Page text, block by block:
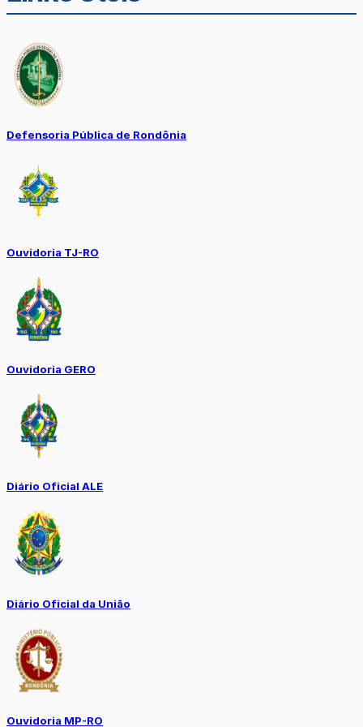
Defensoria Pública de Rondônia
Ouvidoria TJ-RO
Ouvidoria GERO
Diário Oficial ALE
Diário Oficial da União
Ouvidoria MP-RO